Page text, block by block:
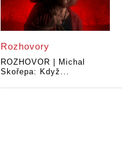
Rozhovory
ROZHOVOR | Michal
Skořepa: Když...